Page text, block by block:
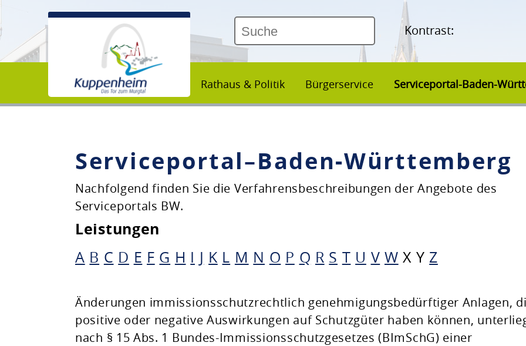
Kontrast:
Rathaus & Politik Bürgerservice Serviceportal-Baden-
Unsere Stadt
Rathaus & Politik
Natur & Umwelt
Serviceportal–Baden-Württemberg
Nachfolgend finden Sie die Verfahrensbeschreibungen der Angebote des
Serviceportals BW.
Leistungen
A B C D E F G H I J K L M N O P Q R S T U V W X Y Z
Änderungen immissionsschutzrechtlich genehmigungsbedürftiger Anlagen,
positive oder negative Auswirkungen auf Schutzgüter haben können,
nach § 15 Abs. 1 Bundes-Immissionsschutzgesetzes (BImSchG) einer